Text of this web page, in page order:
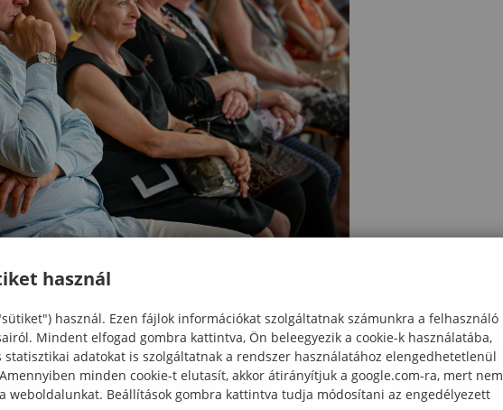
használ
használ. Ezen fájlok információkat szolgáltatnak számunkra a felhasználó
Mindent elfogad gombra kattintva, Ön beleegyezik a cookie-k használatába,
statisztikai adatokat is szolgáltatnak a rendszer használatához elengedhetetlenül
minden cookie-t elutasít, akkor átirányítjuk a google.com-ra, mert nem
weboldalunkat. Beállítások gombra kattintva tudja módosítani az engedélyezett